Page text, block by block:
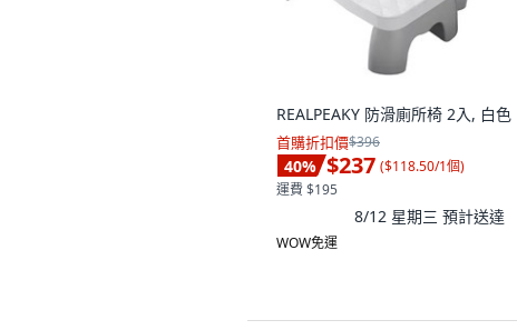
REALPEAKY 防滑廁所椅 2入, 白色
首購折扣價$396
40% $237 ($118.50/1個)
運費 $195
8/12 星期三 預計送達
WOW免運